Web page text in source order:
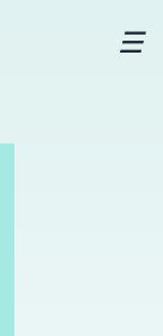
☰